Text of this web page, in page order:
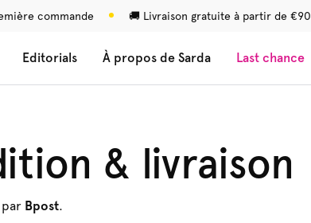
commande 🚚 Livraison gratuite à partir de €90
Editorials À propos de Sarda Last chance
& livraison
par Bpost.